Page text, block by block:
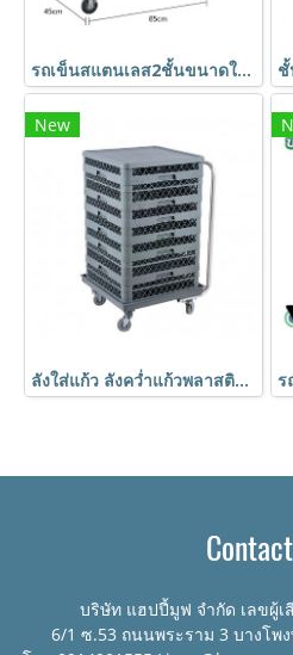
รถเข็นสแตนเลส2ชั้นขนาดใหญ่ 850x450x900 มม.มีที่กั้นกันของหล่น BX-M145M HORECAT
New
ลังใส่แก้ว ลังคว่ำแก้วพลาสติก 36 ช่อง พร้อมรถเข็นใส่ลังคว่ำแก้ว เข้าเครื่องล้างแก้วได้ HORECAT
บริษัท แฮปปี้มูฟ จำกัด เลขผู้เ
6/1 ซ.53 ถนนพระราม 3 บางโพ